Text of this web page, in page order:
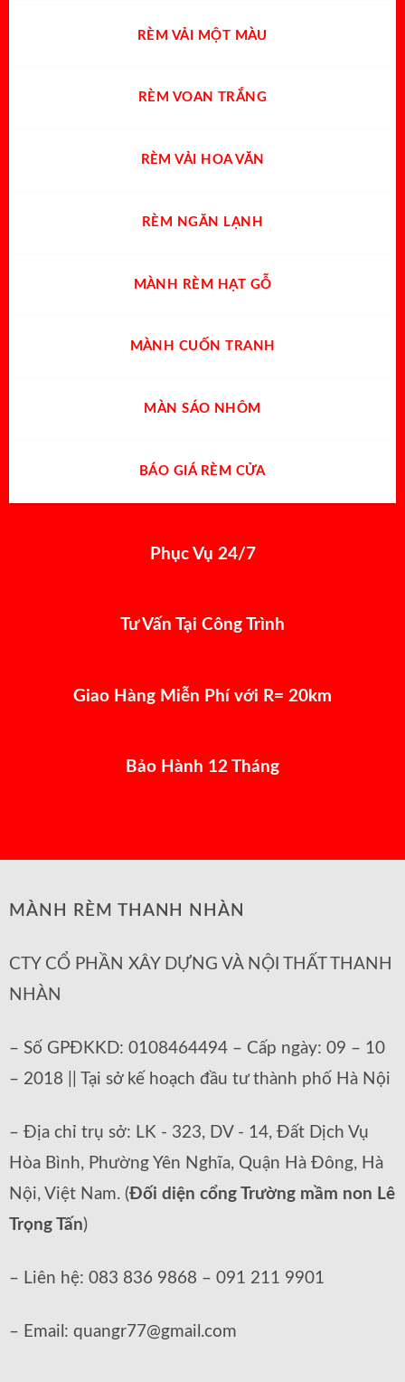
RÈM VẢI MỘT MÀU
RÈM VOAN TRẮNG
RÈM VẢI HOA VĂN
RÈM NGĂN LẠNH
MÀNH RÈM HẠT GỖ
MÀNH CUỐN TRANH
MÀN SÁO NHÔM
BÁO GIÁ RÈM CỬA
Phục Vụ 24/7
Tư Vấn Tại Công Trình
Giao Hàng Miễn Phí với R= 20km
Bảo Hành 12 Tháng
MÀNH RÈM THANH NHÀN
CTY CỔ PHẦN XÂY DỰNG VÀ NỘI THẤT THANH
NHÀN
– Số GPĐKKD: 0108464494 – Cấp ngày: 09 – 10
– 2018 || Tại sở kế hoạch đầu tư thành phố Hà Nội
– Địa chỉ trụ sở: LK - 323, DV - 14, Đất Dịch Vụ
Hòa Bình, Phường Yên Nghĩa, Quận Hà Đông, Hà
Nội, Việt Nam. (Đối diện cổng Trường mầm non Lê
Trọng Tấn)
– Liên hệ: 083 836 9868 – 091 211 9901
– Email: quangr77@gmail.com